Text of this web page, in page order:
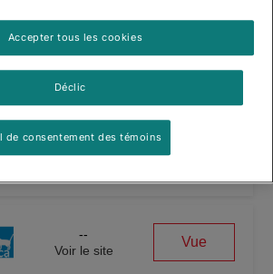
Diets🅫 Formule féline en boîte NF
--
Voir le site
Vue
Déclic
Accepter tous les cookies
de consentement des témoins